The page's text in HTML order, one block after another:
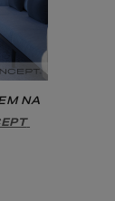
NA